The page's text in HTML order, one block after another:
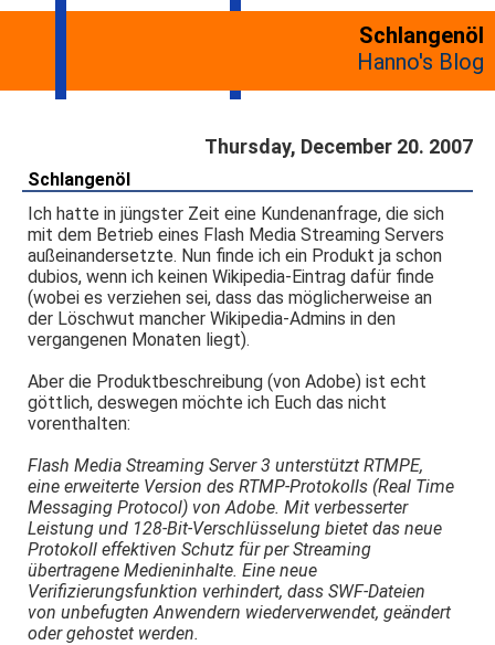
Schlangenöl
Hanno's Blog
Thursday, December 20. 2007
Schlangenöl
Ich hatte in jüngster Zeit eine Kundenanfrage, die sich
mit dem Betrieb eines Flash Media Streaming Servers
außeinandersetzte. Nun finde ich ein Produkt ja schon
dubios, wenn ich keinen Wikipedia-Eintrag dafür finde
(wobei es verziehen sei, dass das möglicherweise an
der Löschwut mancher Wikipedia-Admins in den
vergangenen Monaten liegt).
Aber die Produktbeschreibung (von Adobe) ist echt
göttlich, deswegen möchte ich Euch das nicht
vorenthalten:
Flash Media Streaming Server 3 unterstützt RTMPE,
eine erweiterte Version des RTMP-Protokolls (Real Time
Messaging Protocol) von Adobe. Mit verbesserter
Leistung und 128-Bit-Verschlüsselung bietet das neue
Protokoll effektiven Schutz für per Streaming
übertragene Medieninhalte. Eine neue
Verifizierungsfunktion verhindert, dass SWF-Dateien
von unbefugten Anwendern wiederverwendet, geändert
oder gehostet werden.